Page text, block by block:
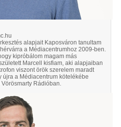
alapjait Kaposváron tanultam
a Médiacentrumhoz 2009-ben.
kipróbálom magam más
Marcell kisfiam, aki alapjaiban
viszont örök szerelem maradt
újra a Médiacentrum kötelékébe
Rádióban.